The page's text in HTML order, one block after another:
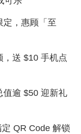
定，惠顾「至
，送 $10 手机点
值逾 $50 迎新礼
QR Code 解锁